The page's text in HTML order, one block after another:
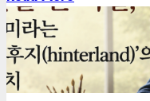
게재된 글
아침마다 지혜
[아침마다 지혜 #437] 초
을 위협하다
1 minute read
게재된 글
편집장 칼럼